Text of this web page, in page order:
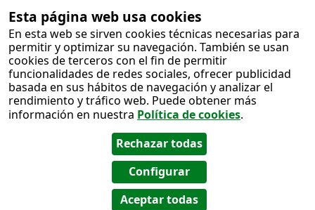
Esta página web usa cookies
En esta web se sirven cookies técnicas necesarias para
permitir y optimizar su navegación. También se usan
cookies de terceros con el fin de permitir
funcionalidades de redes sociales, ofrecer publicidad
basada en sus hábitos de navegación y analizar el
rendimiento y tráfico web. Puede obtener más
información en nuestra Política de cookies.